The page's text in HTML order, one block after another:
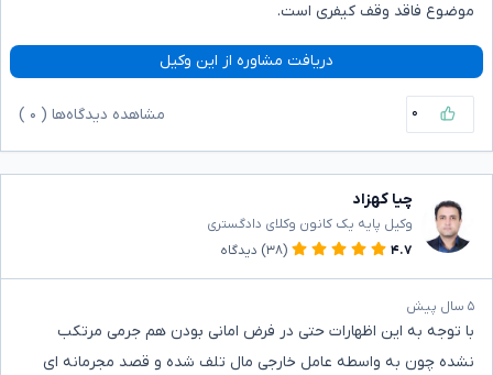
موضوع فاقد وقف کیفری است.
دریافت مشاوره از این وکیل
۰ مشاهده دیدگاه‌ها ( ۰
چیا کهزاد
وکیل پایه یک کانون وکلای دادگستری
۴.۷
(۳۸) دیدگاه
۵ سال پیش
با توجه به این اظهارات حتی در فرض امانی بودن هم جرمی مرتکب
نشده چون به واسطه عامل خارجی مال تلف شده و قصد مجرمانه ای